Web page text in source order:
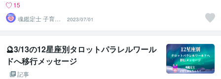
15
魂鑑定士 子育て
かぁちゃん！
2023/07/01
🔮3/13の12星座別タロットパラレルワール
ドへ移行メッセージ
記事